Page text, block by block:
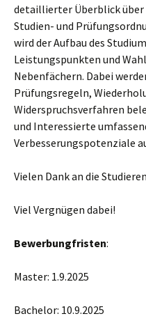
detaillierter Überblick über
Studien- und
wird der Aufbau des
Leistungspunkten und
Nebenfächern. Dabei
Prüfungsregeln,
Widerspruchsverfahren
und Interessierte
Verbesserungspotenziale
Vielen Dank an die
Viel Vergnügen dabei!
Bewerbungfristen:
Master: 1.9.2025
Bachelor: 10.9.2025